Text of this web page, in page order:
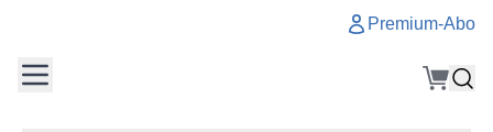
Premium-Abo